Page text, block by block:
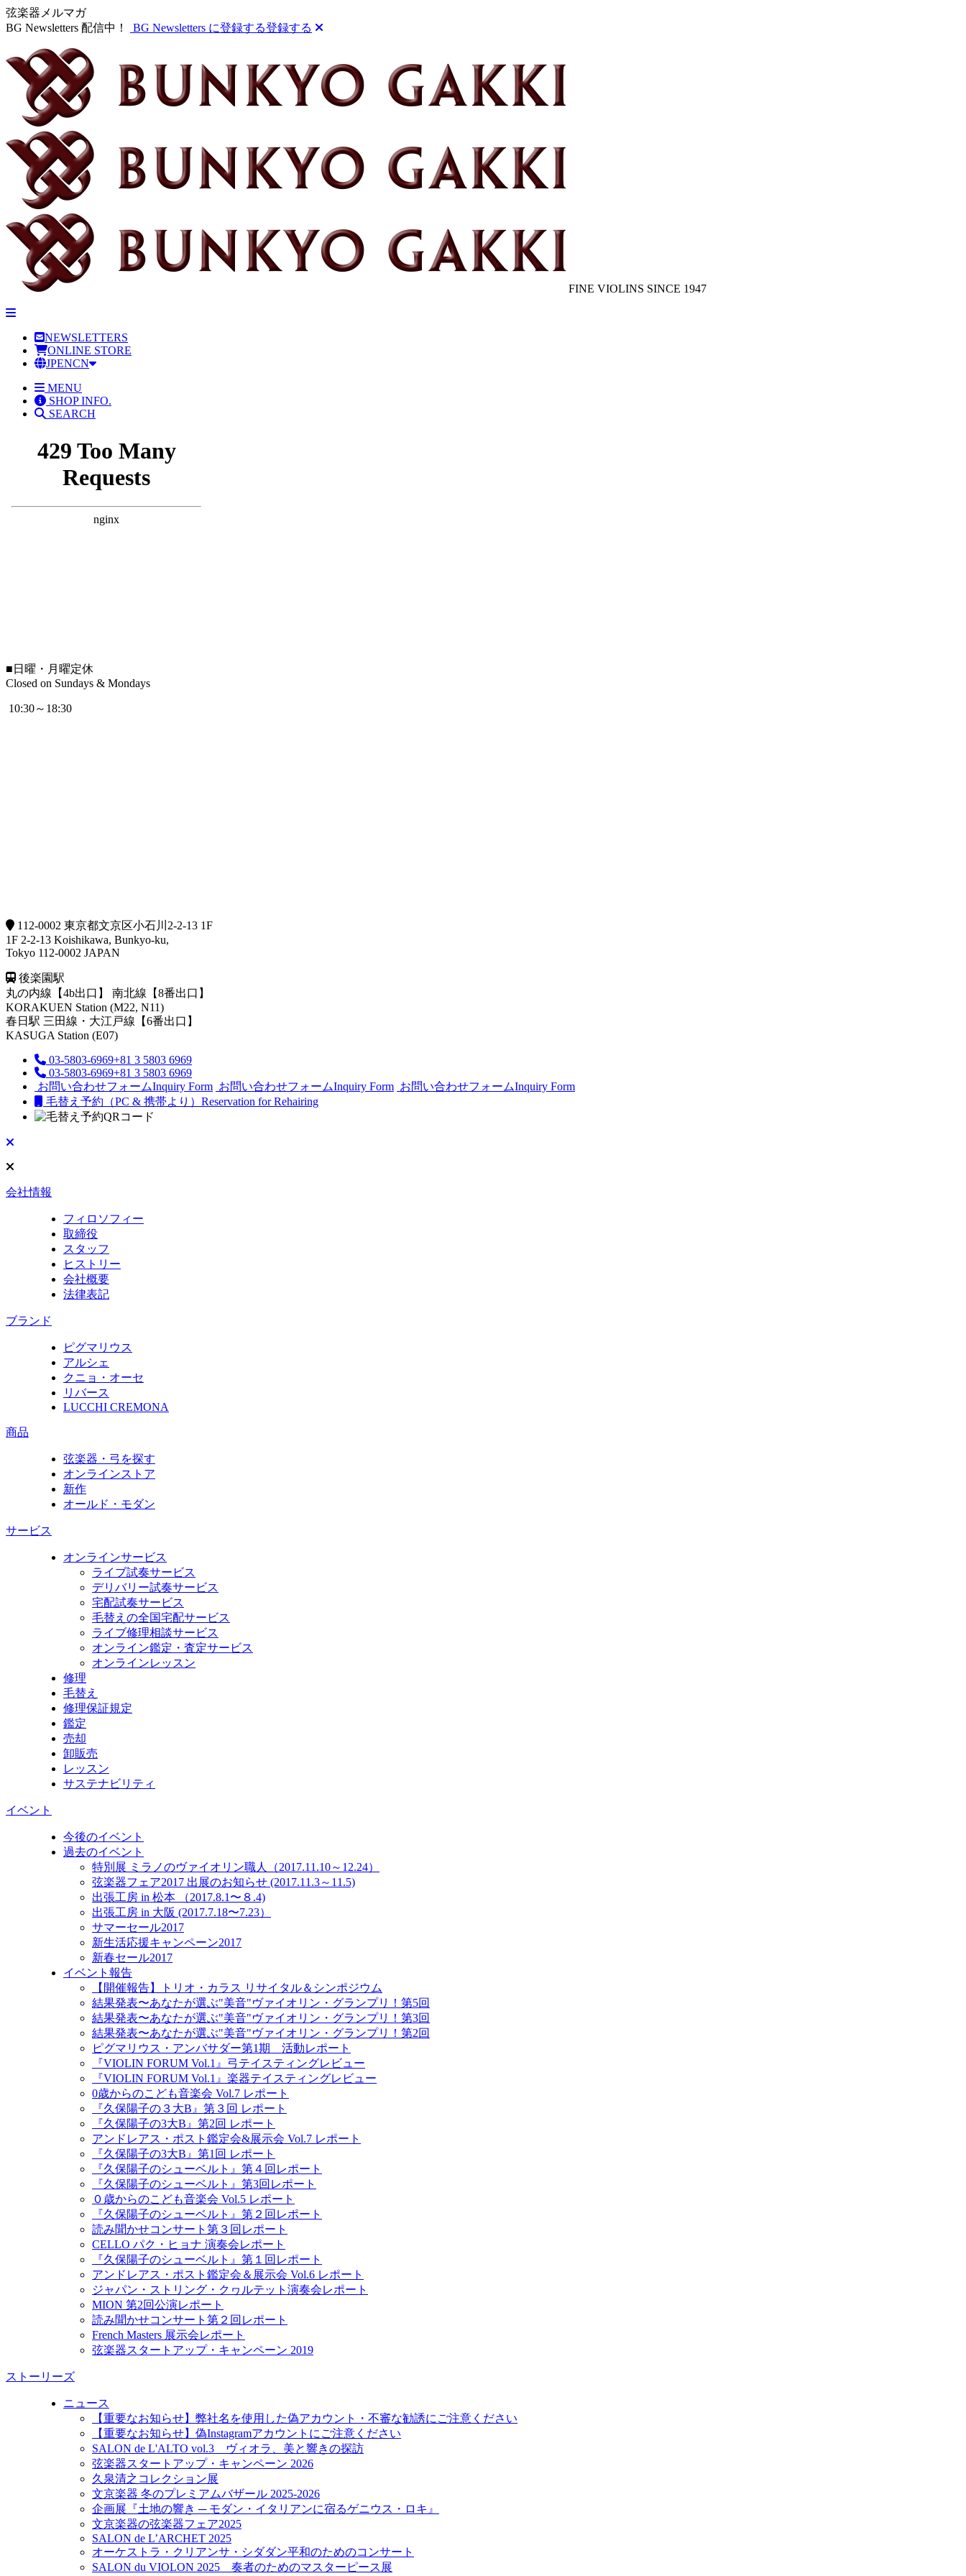
弦楽器メルマガ
BG Newsletters 配信中！
BG Newsletters に登録する登録する
FINE VIOLINS SINCE 1947
NEWSLETTERS
ONLINE STORE
JPENCN
MENU
SHOP INFO.
SEARCH
■ 日曜・月曜定休
Closed on Sundays & Mondays
10:30～18:30
112-0002 東京都文京区小石川2-2-13 1F
1F 2-2-13 Koishikawa, Bunkyo-ku,
Tokyo 112-0002 JAPAN
後楽園駅
丸の内線【4b出口】 南北線【8番出口】
KORAKUEN Station (M22, N11)
春日駅 三田線・大江戸線【6番出口】
KASUGA Station (E07)
03-5803-6969+81 3 5803 6969
03-5803-6969+81 3 5803 6969
お問い合わせフォームInquiry Form お問い合わせフォームInquiry Form お問い合わせフォームInquiry Form
毛替え予約（PC & 携帯より） Reservation for Rehairing
会社情報
フィロソフィー
取締役
スタッフ
ヒストリー
会社概要
法律表記
ブランド
ピグマリウス
アルシェ
クニョ・オーセ
リバース
LUCCHI CREMONA
商品
弦楽器・弓を探す
オンラインストア
新作
オールド・モダン
サービス
オンラインサービス
ライブ試奏サービス
デリバリー試奏サービス
宅配試奏サービス
毛替えの全国宅配サービス
ライブ修理相談サービス
オンライン鑑定・査定サービス
オンラインレッスン
修理
毛替え
修理保証規定
鑑定
売却
卸販売
レッスン
サステナビリティ
イベント
今後のイベント
過去のイベント
特別展 ミラノのヴァイオリン職人（2017.11.10～12.24）
弦楽器フェア2017 出展のお知らせ (2017.11.3～11.5)
出張工房 in 松本 （2017.8.1〜８.4)
出張工房 in 大阪 (2017.7.18〜7.23）
サマーセール2017
新生活応援キャンペーン2017
新春セール2017
イベント報告
【開催報告】トリオ・カラス リサイタル＆シンポジウム
結果発表〜あなたが選ぶ"美音"ヴァイオリン・グランプリ！第5回
結果発表〜あなたが選ぶ"美音"ヴァイオリン・グランプリ！第3回
結果発表〜あなたが選ぶ"美音"ヴァイオリン・グランプリ！第2回
ピグマリウス・アンバサダー第1期 活動レポート
『VIOLIN FORUM Vol.1』弓テイスティングレビュー
『VIOLIN FORUM Vol.1』楽器テイスティングレビュー
0歳からのこども音楽会 Vol.7 レポート
『久保陽子の３大B』第３回 レポート
『久保陽子の3大B』第2回 レポート
アンドレアス・ポスト鑑定会&展示会 Vol.7 レポート
『久保陽子の3大B』第1回 レポート
『久保陽子のシューベルト』第４回レポート
『久保陽子のシューベルト』第3回レポート
０歳からのこども音楽会 Vol.5 レポート
『久保陽子のシューベルト』第２回レポート
読み聞かせコンサート第３回レポート
CELLO パク・ヒョナ 演奏会レポート
『久保陽子のシューベルト』第１回レポート
アンドレアス・ポスト鑑定会＆展示会 Vol.6 レポート
ジャパン・ストリング・クヮルテット演奏会レポート
MION 第2回公演レポート
読み聞かせコンサート第２回レポート
French Masters 展示会レポート
弦楽器スタートアップ・キャンペーン 2019
ストーリーズ
ニュース
【重要なお知らせ】弊社名を使用した偽アカウント・不審な勧誘にご注意ください
【重要なお知らせ】偽Instagramアカウントにご注意ください
SALON de L'ALTO vol.3 ヴィオラ、美と響きの探訪
弦楽器スタートアップ・キャンペーン 2026
久泉清之コレクション展
文京楽器 冬のプレミアムバザール 2025-2026
企画展『土地の響き ─ モダン・イタリアンに宿るゲニウス・ロキ』
文京楽器の弦楽器フェア2025
SALON de L’ARCHET 2025
オーケストラ・クリアンサ・シダダン平和のためのコンサート
SALON du VIOLON 2025 奏者のためのマスターピース展